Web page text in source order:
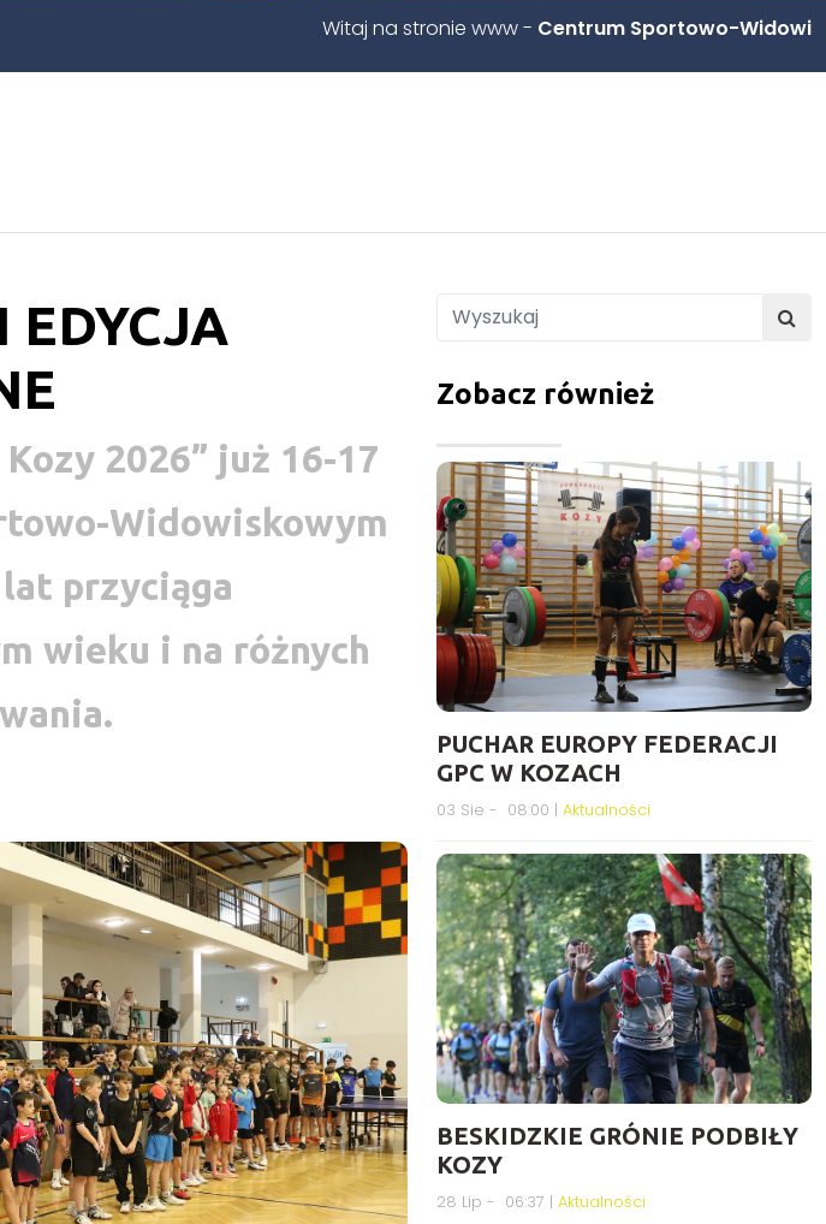
Witaj na stronie www -Centrum Sportowo-Widowiskowego w
EDYCJA
2026” już 16-17
Widowiskowym
przyciąga
wieku i na różnych
Zobacz również
PUCHAR EUROPY FEDERACJI
GPC W KOZACH
03 Sie - 08:00 | Aktualności
BESKIDZKIE GRÓNIE PODBIŁY
KOZY
28 Lip - 06:37 | Aktualności